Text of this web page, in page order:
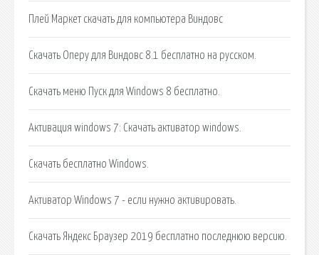
Плей Маркет скачать для компьютера Виндовс
Скачать Оперу для Виндовс 8.1 бесплатно на русском.
Скачать меню Пуск для Windows 8 бесплатно.
Активация windows 7: Скачать активатор windows.
Скачать бесплатно Windows.
Активатор Windows 7 - если нужно активировать.
Скачать Яндекс Браузер 2019 бесплатно последнюю версию.